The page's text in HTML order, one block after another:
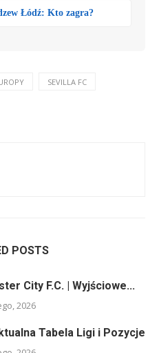
Łódź: Kto zagra?
SEVILLA FC
POSTS
City F.C. | Wyjściowe...
2026
Tabela Ligi i Pozycje